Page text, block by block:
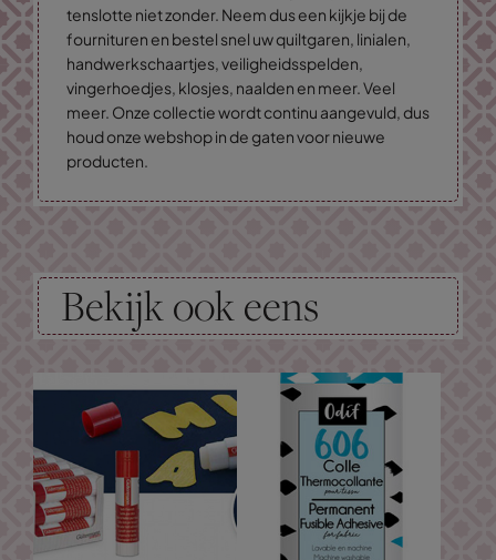
tenslotte niet zonder. Neem dus een kijkje bij de
fournituren en bestel snel uw quiltgaren, linialen,
handwerkschaartjes, veiligheidsspelden,
vingerhoedjes, klosjes, naalden en meer. Veel
meer. Onze collectie wordt continu aangevuld, dus
houd onze webshop in de gaten voor nieuwe
producten.
Bekijk ook eens